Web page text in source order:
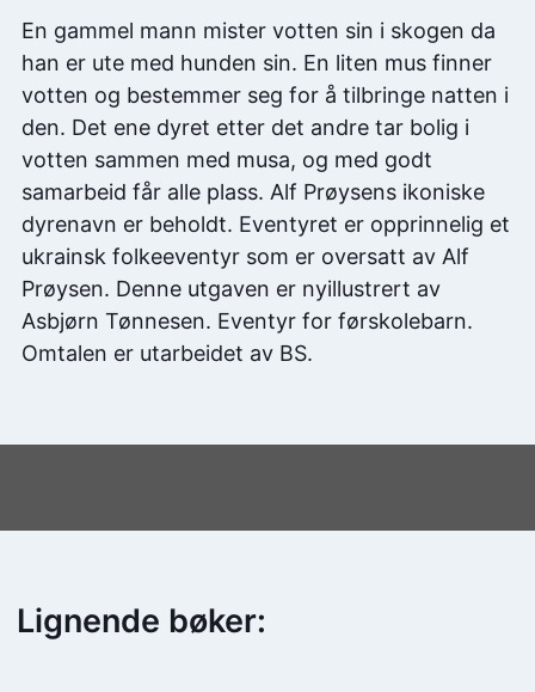
En gammel mann mister votten sin i skogen da
han er ute med hunden sin. En liten mus finner
votten og bestemmer seg for å tilbringe natten i
den. Det ene dyret etter det andre tar bolig i
votten sammen med musa, og med godt
samarbeid får alle plass. Alf Prøysens ikoniske
dyrenavn er beholdt. Eventyret er opprinnelig et
ukrainsk folkeeventyr som er oversatt av Alf
Prøysen. Denne utgaven er nyillustrert av
Asbjørn Tønnesen. Eventyr for førskolebarn.
Omtalen er utarbeidet av BS.
Lignende bøker: